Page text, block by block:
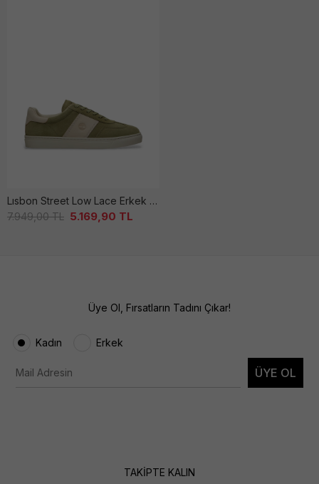
Lısbon Street Low Lace Erkek Yeşi̇l Ayakkabı
7.949,00TL 5.169,90 TL
Üye Ol, Fırsatların Tadını Çıkar!
Kadın Erkek
ÜYE OL
TAKİPTE KALIN